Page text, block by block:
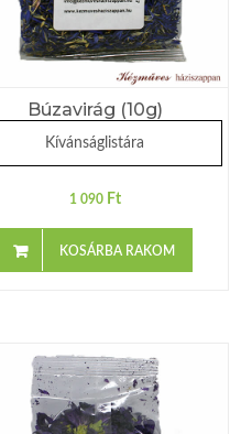
Búzavirág (10g)
Kívánságlistára
1 090 Ft
KOSÁRBA RAKOM